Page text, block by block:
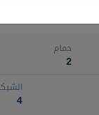
حمام
2
4